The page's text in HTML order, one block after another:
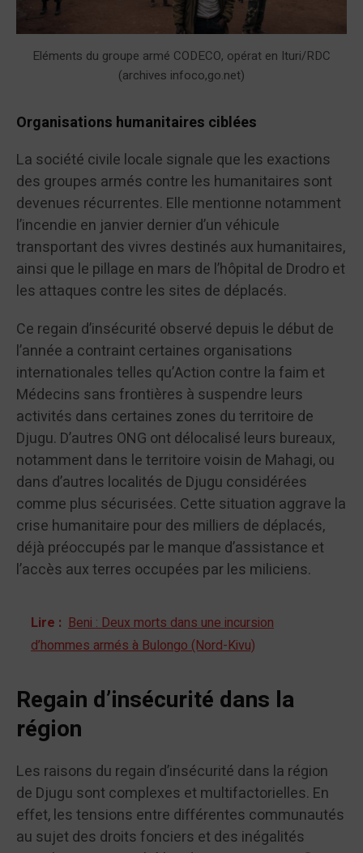
Eléments du groupe armé CODECO, opérat en Ituri/RDC
(archives infoco,go.net)
Organisations humanitaires ciblées
La société civile locale signale que les exactions
des groupes armés contre les humanitaires sont
devenues récurrentes. Elle mentionne notamment
l’incendie en janvier dernier d’un véhicule
transportant des vivres destinés aux humanitaires,
ainsi que le pillage en mars de l’hôpital de Drodro et
les attaques contre les sites de déplacés.
Ce regain d’insécurité observé depuis le début de
l’année a contraint certaines organisations
internationales telles qu’Action contre la faim et
Médecins sans frontières à suspendre leurs
activités dans certaines zones du territoire de
Djugu. D’autres ONG ont délocalisé leurs bureaux,
notamment dans le territoire voisin de Mahagi, ou
dans d’autres localités de Djugu considérées
comme plus sécurisées. Cette situation aggrave la
crise humanitaire pour des milliers de déplacés,
déjà préoccupés par le manque d’assistance et
l’accès aux terres occupées par les miliciens.
Lire : Beni : Deux morts dans une incursion
d’hommes armés à Bulongo (Nord-Kivu)
Regain d’insécurité dans la
région
Les raisons du regain d’insécurité dans la région
de Djugu sont complexes et multifactorielles. En
effet, les tensions entre différentes communautés
au sujet des droits fonciers et des inégalités